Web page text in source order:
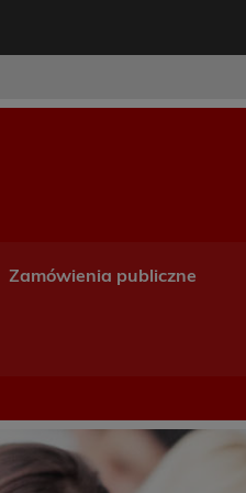
Zamówienia publiczne